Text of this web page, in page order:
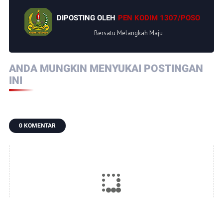
DIPOSTING OLEH PEN KODIM 1307/POSO
Bersatu Melangkah Maju
ANDA MUNGKIN MENYUKAI POSTINGAN
INI
0 KOMENTAR